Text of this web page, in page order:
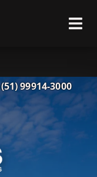
(51) 99914-3000